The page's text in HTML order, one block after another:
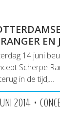
14 juni
Scherpe
in de tijd,…
2014 •